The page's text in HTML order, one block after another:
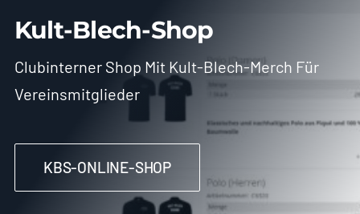
Kult-Blech-Shop
Clubinterner Shop Mit Kult-Blech-Merch Für
Vereinsmitglieder
KBS-ONLINE-SHOP